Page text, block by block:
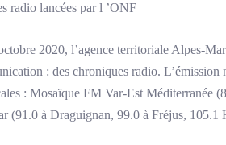
radio lancées par l ’ONF
2020, l’agence territoriale Alpes-
: des chroniques radio. L’émission
: Mosaïque FM Var-Est Méditerranée
(91.0 à Draguignan, 99.0 à Fréjus, 105.1